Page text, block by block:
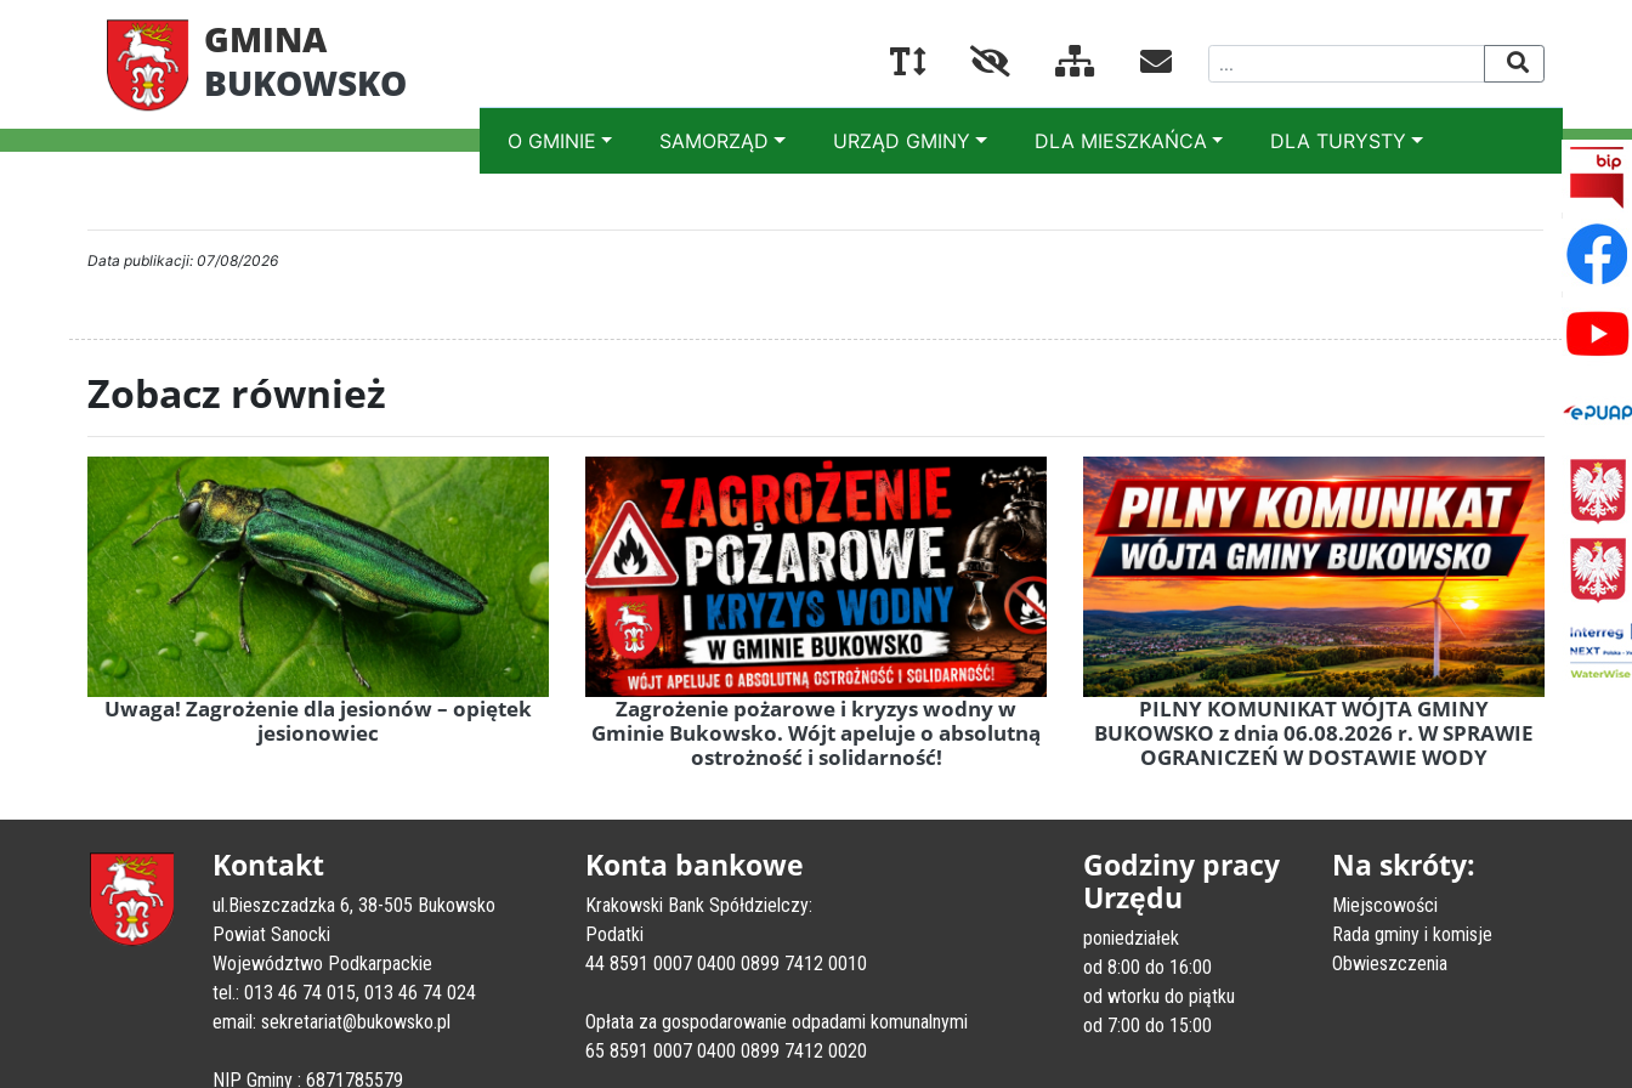
GMINA
BUKOWSKO
O GMINIE SAMORZĄD URZĄD GMINY DLA MIESZKAŃCA DLA TURYSTY
Data publikacji: 07/08/2026
Zobacz również
Uwaga! Zagrożenie dla jesionów – opiętek
jesionowiec
Zagrożenie pożarowe i kryzys wodny w
Gminie Bukowsko. Wójt apeluje o absolutną
ostrożność i solidarność!
PILNY KOMUNIKAT WÓJTA GMINY
BUKOWSKO z dnia 06.08.2026 r. W SPRAWIE
OGRANICZEŃ W DOSTAWIE WODY
Kontakt
ul.Bieszczadzka 6, 38-505 Bukowsko
Powiat Sanocki
Województwo Podkarpackie
tel.: 013 46 74 015, 013 46 74 024
email: sekretariat@bukowsko.pl
NIP Gminy : 6871785579
Konta bankowe
Krakowski Bank Spółdzielczy:
Podatki
44 8591 0007 0400 0899 7412 0010
Opłata za gospodarowanie odpadami komunalnymi
65 8591 0007 0400 0899 7412 0020
Godziny pracy
Urzędu
poniedziałek
od 8:00 do 16:00
od wtorku do piątku
od 7:00 do 15:00
Na skróty:
Miejscowości
Rada gminy i komisje
Obwieszczenia